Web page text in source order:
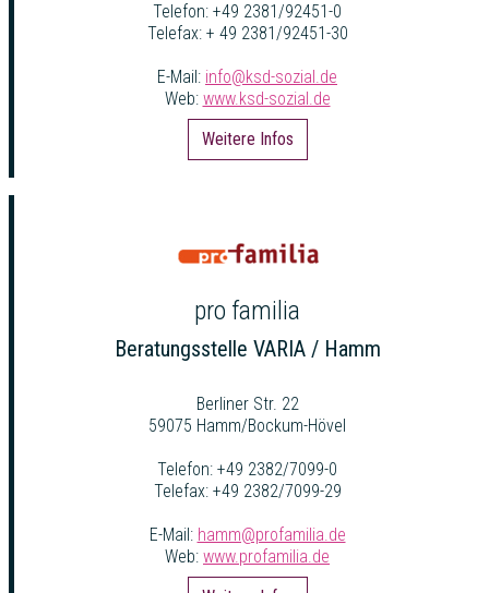
Telefon: +49 2381/92451-0
Telefax: + 49 2381/92451-30
E-Mail: info@ksd-sozial.de
Web: www.ksd-sozial.de
Weitere Infos
pro familia
Beratungsstelle VARIA / Hamm
Berliner Str. 22
59075 Hamm/Bockum-Hövel
Telefon: +49 2382/7099-0
Telefax: +49 2382/7099-29
E-Mail: hamm@profamilia.de
Web: www.profamilia.de